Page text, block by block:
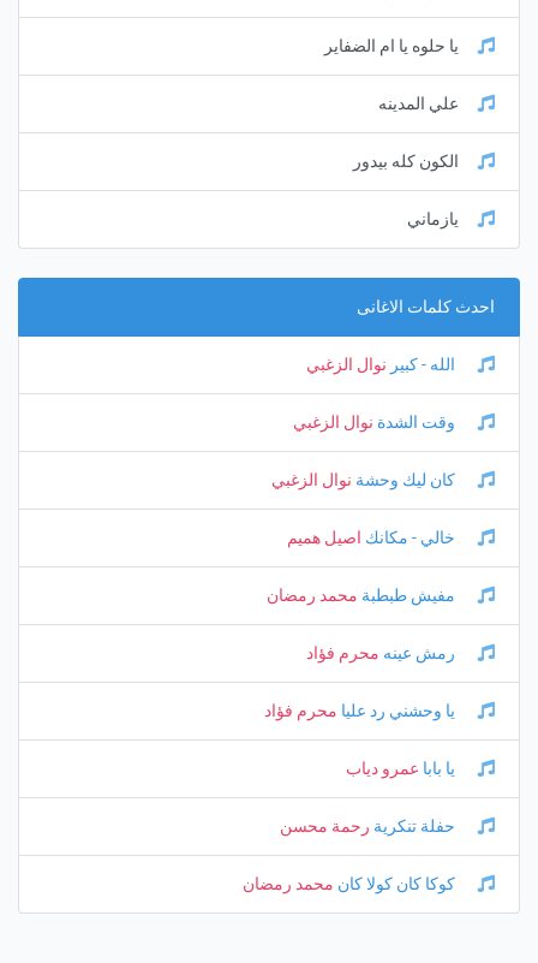
يا حلوه يا ام الضفاير
علي المدينه
الكون كله بيدور
يازماني
احدث كلمات الاغانى
الله - كبير نوال الزغبي
وقت الشدة نوال الزغبي
كان ليك وحشة نوال الزغبي
خالي - مكانك اصيل هميم
مفيش طبطبة محمد رمضان
رمش عينه محرم فؤاد
يا وحشني رد عليا محرم فؤاد
يا بابا عمرو دياب
حفلة تنكرية رحمة محسن
كوكا كان كولا كان محمد رمضان